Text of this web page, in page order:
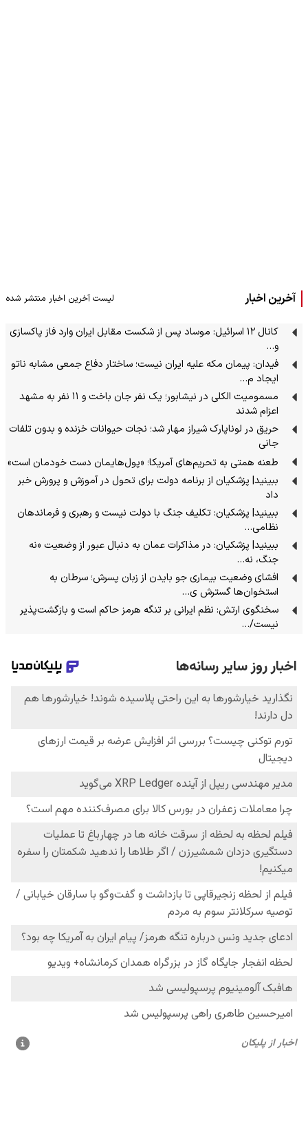
آخرین اخبار لیست آخرین اخبار منتشر شده
کانال ۱۲ اسرائیل: موساد پس از شکست مقابل ایران وارد فاز پاکسازی
و…
فیدان: پیمان مکه علیه ایران نیست؛ ساختار دفاع جمعی مشابه ناتو
ایجاد م…
مسمومیت الکلی در نیشابور؛ یک نفر جان باخت و ۱۱ نفر به مشهد
اعزام شدند
حریق در لوناپارک شیراز مهار شد؛ نجات حیوانات خزنده و بدون تلفات
جانی
طعنه همتی به تحریم‌های آمریکا؛ «پول‌هایمان دست خودمان است»
ببینید| پزشکیان از برنامه دولت برای تحول در آموزش و پرورش خبر
داد
ببینید| پزشکیان: تکلیف جنگ با دولت نیست و رهبری و فرماندهان
نظامی…
ببینید| پزشکیان: در مذاکرات عمان به دنبال عبور از وضعیت «نه
جنگ، نه…
افشای وضعیت بیماری جو بایدن از زبان پسرش؛ سرطان به
استخوان‌ها گسترش ی…
سخنگوی ارتش: نظم ایرانی بر تنگه هرمز حاکم است و بازگشت‌پذیر
نیست/…